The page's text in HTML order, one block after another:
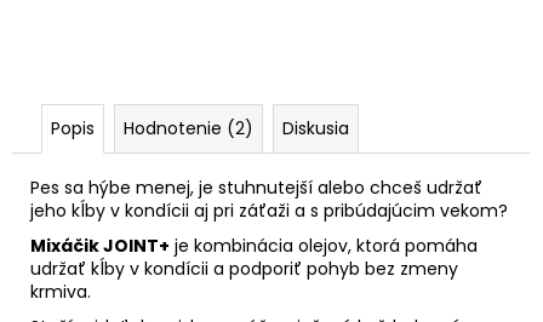
Popis Hodnotenie (2) Diskusia
Pes sa hýbe menej, je stuhnutejší alebo chceš udržať
jeho kĺby v kondícii aj pri záťaži a s pribúdajúcim vekom?
Mixáčik JOINT+ je kombinácia olejov, ktorá pomáha
udržať kĺby v kondícii a podporiť pohyb bez zmeny
krmiva.